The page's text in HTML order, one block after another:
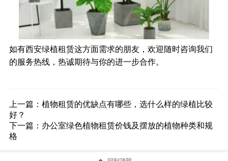
如有西安绿植租赁这方面需求的朋友，欢迎随时咨询我们
的服务热线，热诚期待与你的进一步合作。
上一篇： 植物租赁的优缺点有哪些，选什么样的绿植比较
好？
下一篇： 办公室绿色植物租赁价钱及摆放的植物种类和规
格